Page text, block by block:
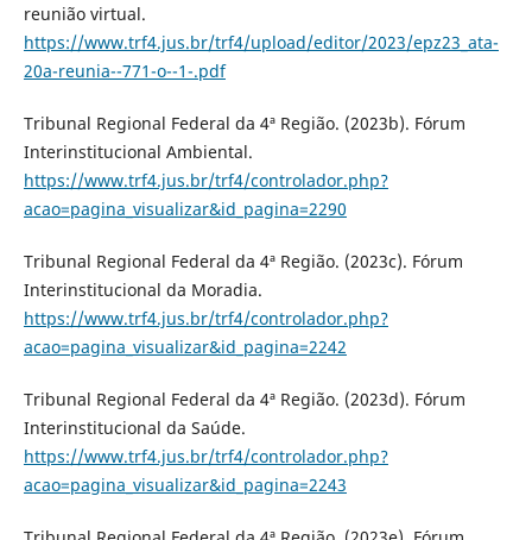
reunião virtual.
https://www.trf4.jus.br/trf4/upload/editor/2023/epz23_ata-
20a-reunia--771-o--1-.pdf
Tribunal Regional Federal da 4ª Região. (2023b). Fórum
Interinstitucional Ambiental.
https://www.trf4.jus.br/trf4/controlador.php?
acao=pagina_visualizar&id_pagina=2290
Tribunal Regional Federal da 4ª Região. (2023c). Fórum
Interinstitucional da Moradia.
https://www.trf4.jus.br/trf4/controlador.php?
acao=pagina_visualizar&id_pagina=2242
Tribunal Regional Federal da 4ª Região. (2023d). Fórum
Interinstitucional da Saúde.
https://www.trf4.jus.br/trf4/controlador.php?
acao=pagina_visualizar&id_pagina=2243